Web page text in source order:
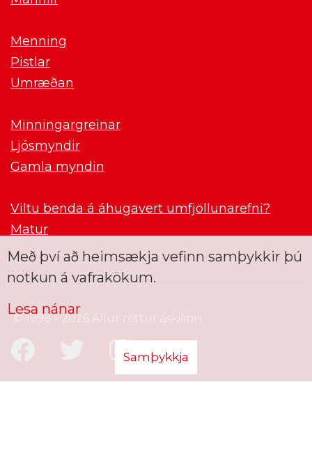
Menning
Pistlar
Umræðan
Minningargreinar
Ljósmyndir
Gamla myndin
Viltu benda á áhugavert umfjöllunarefni?
Matur
© 1998 - 2026 Allur réttur áskilinn
Með því að heimsækja vefinn samþykkir þú
notkun á vafrakökum.
Lesa nánar
Samþykkja